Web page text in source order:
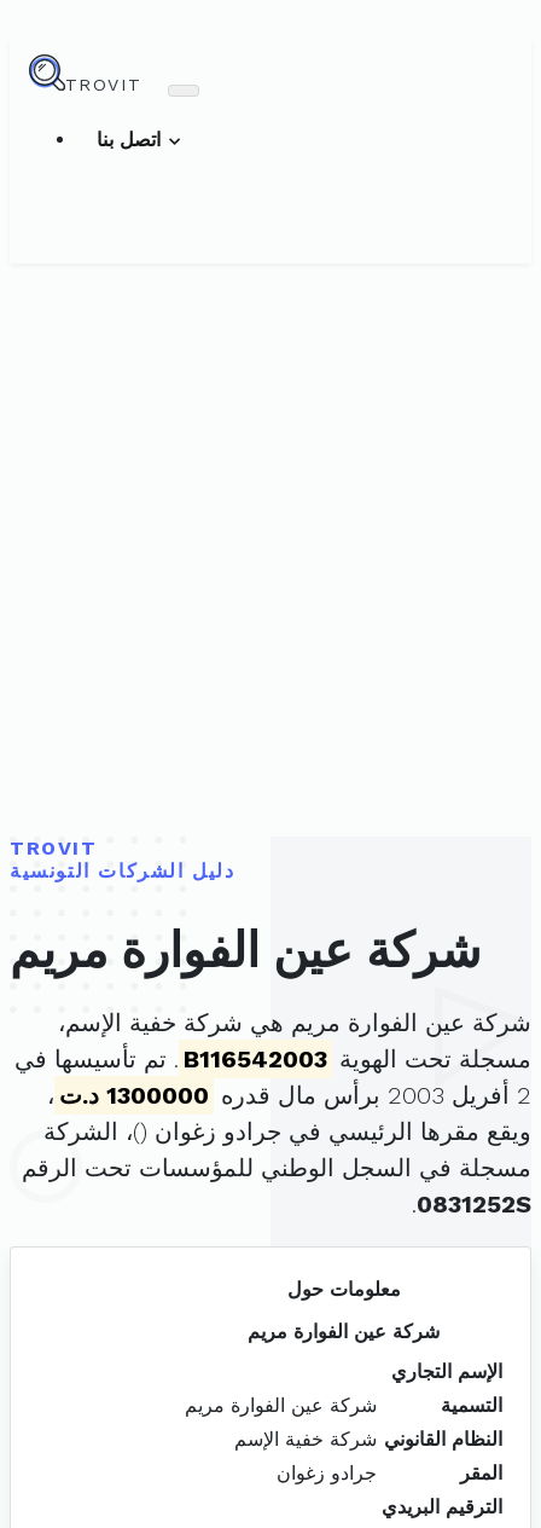
TROVIT
TROVIT
دليل الشركات التونسية
شركة عين الفوارة مريم
شركة عين الفوارة مريم هي شركة خفية الإسم،
مسجلة تحت الهوية B116542003 . تم تأسيسها في
2 أفريل 2003 برأس مال قدره
1300000 د.ت
،
ويقع مقرها الرئيسي في جرادو زغوان ()، الشركة
مسجلة في السجل الوطني للمؤسسات تحت الرقم
0831252S
.
معلومات حول
شركة عين الفوارة مريم
الإسم التجاري
التسمية
شركة عين الفوارة مريم
النظام القانوني شركة خفية الإسم
المقر
جرادو زغوان
الترقيم البريدي